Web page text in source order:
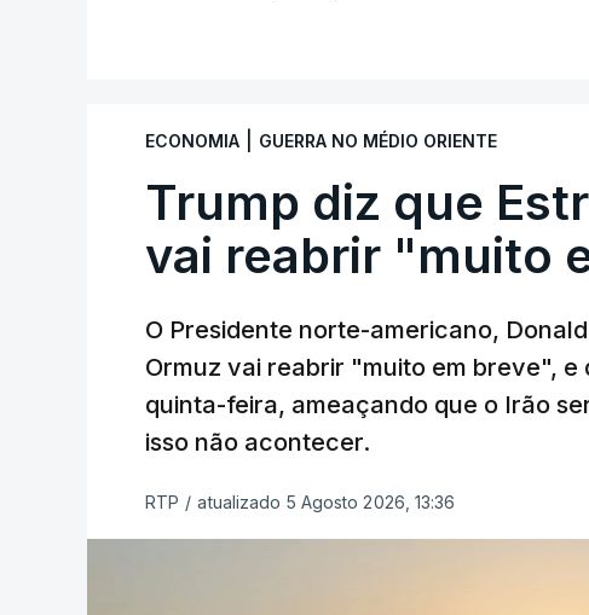
ECONOMIA GUERRA NO MÉDIO ORIENTE
Trump diz que
vai reabrir "muito
O Presidente norte-americano,
Ormuz vai reabrir "muito em breve",
quinta-feira, ameaçando que o Irão
isso não acontecer.
RTP / atualizado 5 Agosto 2026, 13:36